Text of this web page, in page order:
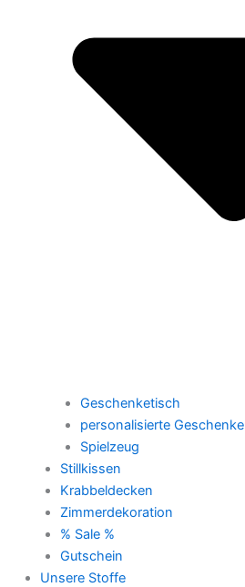
Geschenketisch
personalisierte Geschenke
Spielzeug
Stillkissen
Krabbeldecken
Zimmerdekoration
% Sale %
Gutschein
Unsere Stoffe